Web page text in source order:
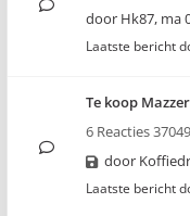
door Hk87, ma
Laatste bericht
Te koop
6 Reacties
door
Laatste bericht